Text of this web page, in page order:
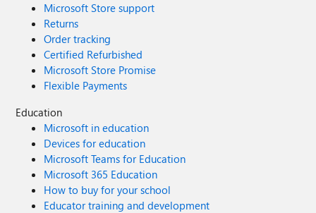
Microsoft Store support
Returns
Order tracking
Certified Refurbished
Microsoft Store Promise
Flexible Payments
Education
Microsoft in education
Devices for education
Microsoft Teams for Education
Microsoft 365 Education
How to buy for your school
Educator training and development